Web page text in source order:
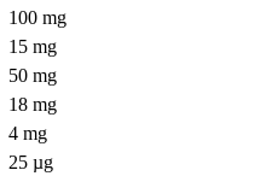
100 mg
15 mg
50 mg
18 mg
4 mg
25 µg